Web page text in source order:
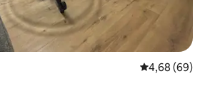
4,68 ud af 5 i
4,68 (69)